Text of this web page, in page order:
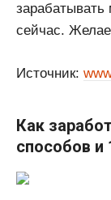
сейчас.
Источник:
Как
способов и